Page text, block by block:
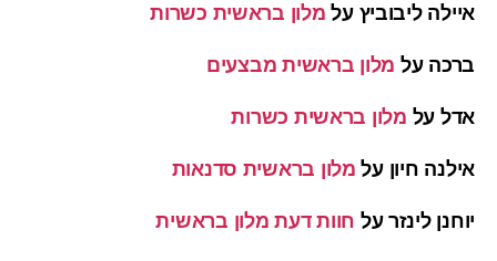
איילה ליבוביץ על מלון בראשית כשרות
ברכה על מלון בראשית מבצעים
אדל על מלון בראשית כשרות
אילנה חיון על מלון בראשית סדנאות
יוחנן לינזר על חוות דעת מלון בראשית